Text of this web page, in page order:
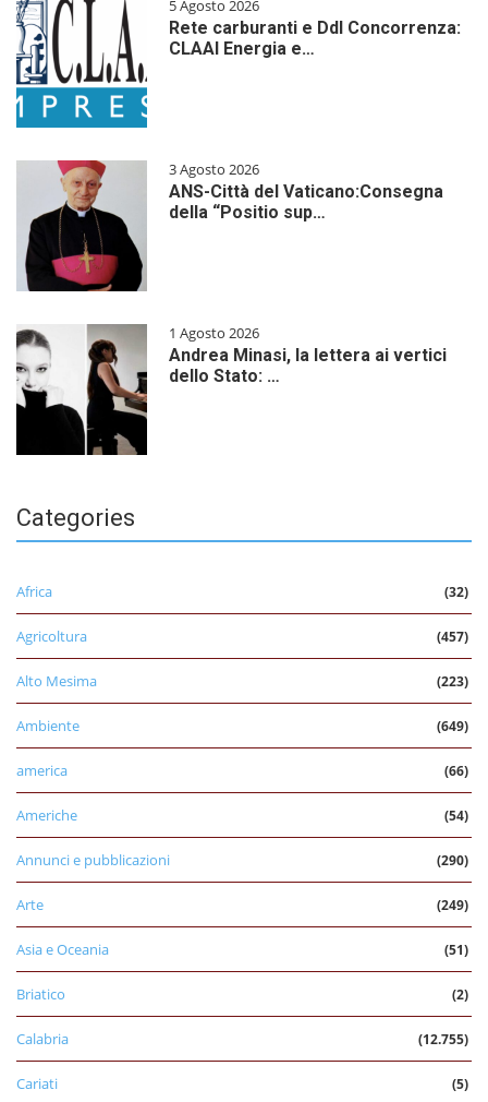
5 Agosto 2026
Rete carburanti e Ddl Concorrenza:
CLAAI Energia e…
3 Agosto 2026
ANS-Città del Vaticano:Consegna
della “Positio sup…
1 Agosto 2026
Andrea Minasi, la lettera ai vertici
dello Stato: …
Categories
Africa (32)
Agricoltura (457)
Alto Mesima (223)
Ambiente (649)
america (66)
Americhe (54)
Annunci e pubblicazioni (290)
Arte (249)
Asia e Oceania (51)
Briatico (2)
Calabria (12.755)
Cariati (5)